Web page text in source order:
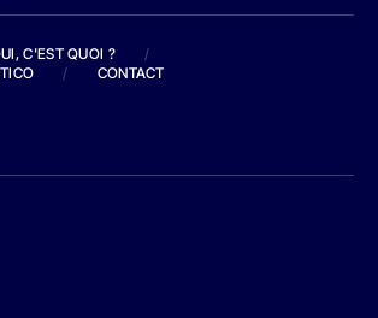
C'EST QUOI ?
/
/ CONTACT